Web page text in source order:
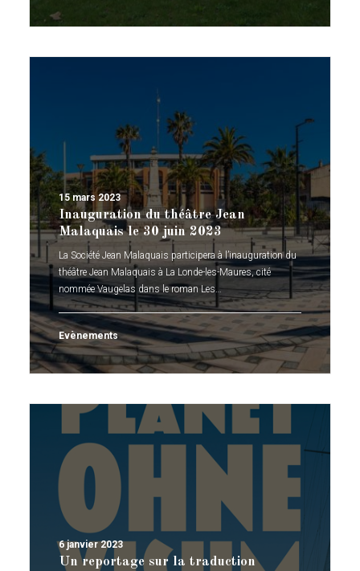
15 mars 2023
Inauguration du théâtre Jean
Malaquais le 30 juin 2023
La Société Jean Malaquais participera à l’inauguration du
théâtre Jean Malaquais à La Londe-les-Maures, cité
nommée Vaugelas dans le roman Les…
Evènements
6 janvier 2023
Un reportage sur la traduction